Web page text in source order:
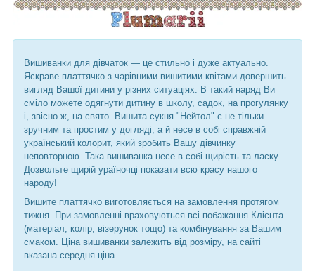
Вишиванки для дівчаток ― це стильно і дуже актуально.
Яскраве платтячко з чарівними вишитими квітами довершить
вигляд Вашої дитини у різних ситуаціях. В такий наряд Ви
сміло можете одягнути дитину в школу, садок, на прогулянку
і, звісно ж, на свято. Вишита сукня "Нейтол" є не тільки
зручним та простим у догляді, а й несе в собі справжній
український колорит, який зробить Вашу дівчинку
неповторною. Така вишиванка несе в собі щирість та ласку.
Дозвольте щирій ураїночці показати всю красу нашого
народу!
Вишите платтячко виготовляється на замовлення протягом
тижня. При замовленні враховуються всі побажання Клієнта
(матеріал, колір, візерунок тощо) та комбінування за Вашим
смаком. Ціна вишиванки залежить від розміру, на сайті
вказана середня ціна.